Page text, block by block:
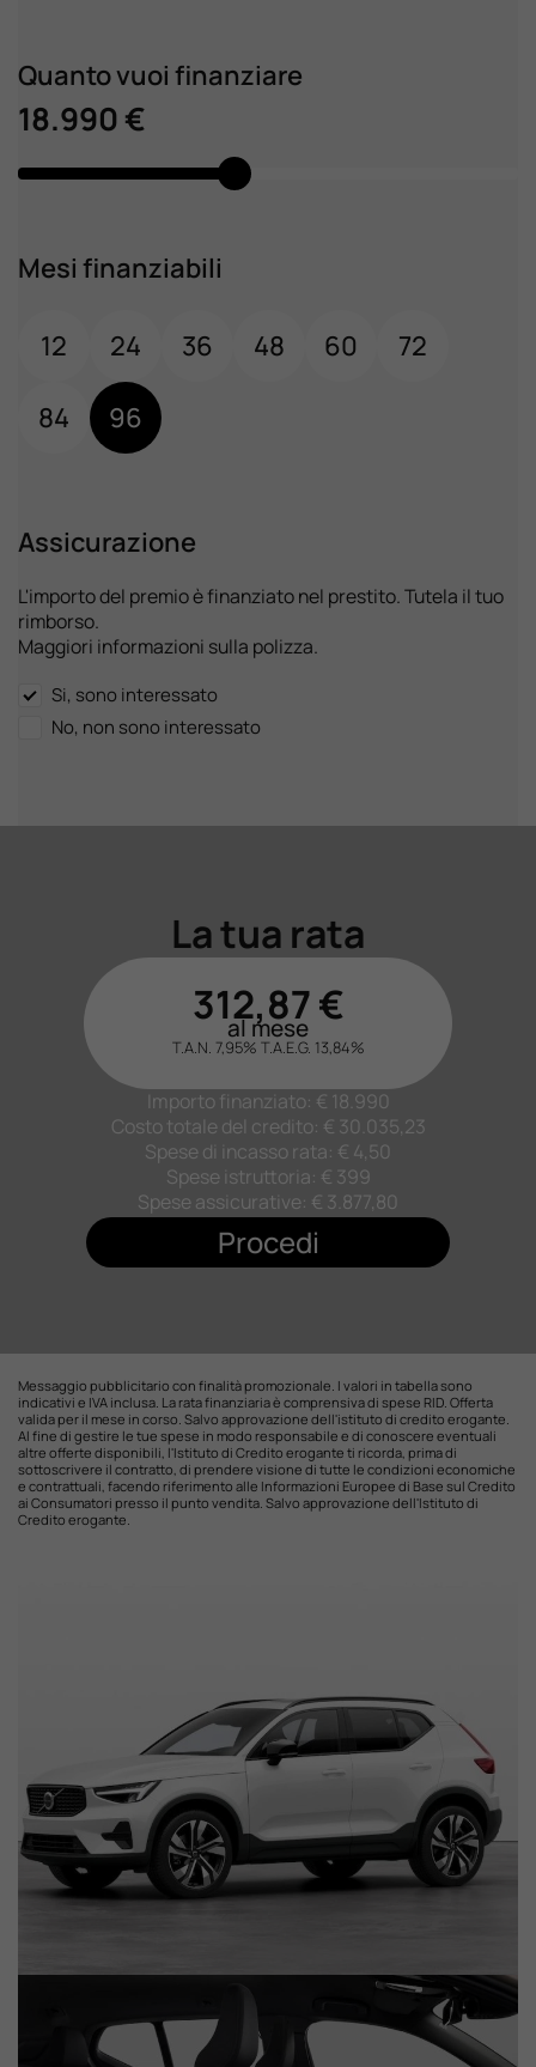
Quanto vuoi finanziare
18.990 €
Mesi finanziabili
12 24 36 48 60
72
84
96
Assicurazione
L'importo del premio è finanziato nel prestito. Tutela il tuo
rimborso.
Maggiori informazioni sulla polizza.
Si, sono interessato
No, non sono interessato
La tua rata
312,87€
al mese
T.A.N. 7,95% T.A.E.G. 13,84%
Importo finanziato: € 18.990
Costo totale del credito: € 30.035,23
Spese di incasso rata: € 4,50
Spese istruttoria: € 399
Spese assicurative: € 3.877,80
Procedi
Messaggio pubblicitario con finalità promozionale. I valori in tabella sono
indicativi e IVA inclusa. La rata finanziaria è comprensiva di spese RID. Offerta
valida per il mese in corso. Salvo approvazione dell'istituto di credito erogante.
Al fine di gestire le tue spese in modo responsabile e di conoscere eventuali
altre offerte disponibili, l'Istituto di Credito erogante ti ricorda, prima di
sottoscrivere il contratto, di prendere visione di tutte le condizioni economiche
e contrattuali, facendo riferimento alle Informazioni Europee di Base sul Credito
ai Consumatori presso il punto vendita. Salvo approvazione dell'Istituto di
Credito erogante.